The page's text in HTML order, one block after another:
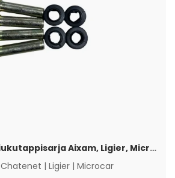
Etujarrusatulan liukutappisarja Aixam, Ligier, Microcar & Chatenet
Chatenet | Ligier| Microcar